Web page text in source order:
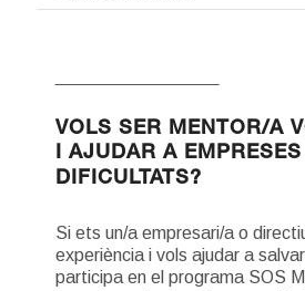
VOLS SER MENTOR/A
I AJUDAR A EMPRESES
DIFICULTATS?
Si ets un/a empresari/a o
experiència i vols ajudar a
participa en el programa SOS